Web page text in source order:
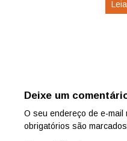
Deixe um
O seu endereço de e-mail
obrigatórios são